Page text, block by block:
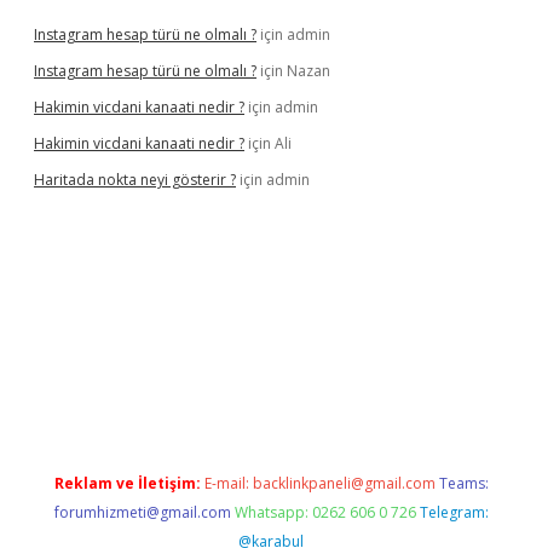
Instagram hesap türü ne olmalı ? için admin
Instagram hesap türü ne olmalı ? için Nazan
Hakimin vicdani kanaati nedir ? için admin
Hakimin vicdani kanaati nedir ? için Ali
Haritada nokta neyi gösterir ? için admin
Reklam ve İletişim: E-mail: backlinkpaneli@gmail.com Teams:
forumhizmeti@gmail.com Whatsapp: 0262 606 0 726 Telegram:
@karabul